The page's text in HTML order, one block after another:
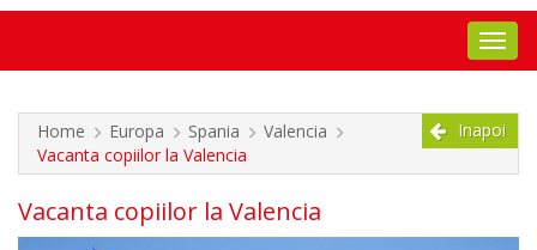
Home Europa Spania
Valencia
Vacanta copiilor la Valencia
Inapoi
Vacanta copiilor la Valencia